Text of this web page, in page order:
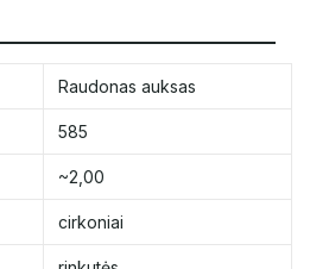
Raudonas auksas
585
~2,00
cirkoniai